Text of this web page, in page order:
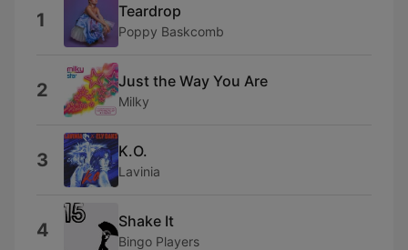
1 Teardrop
Poppy Baskcomb
2 Just the Way You Are
Milky
3 K.O.
Lavinia
4 Shake It
Bingo Players